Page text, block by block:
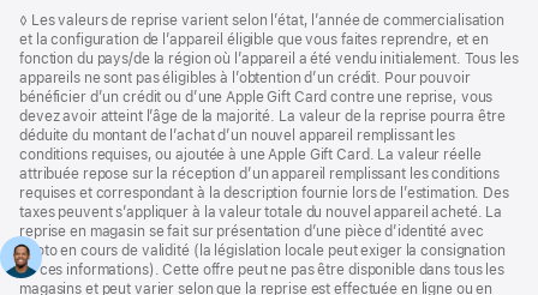
Note
de
bas
de
page
◊ Les valeurs de reprise varient selon l’état, l’année de commercialisation
et la configuration de l’appareil éligible que vous faites reprendre, et en
fonction du pays/de la région où l’appareil a été vendu initialement. Tous les
appareils ne sont pas éligibles à l’obtention d’un crédit. Pour pouvoir
bénéficier d’un crédit ou d’une Apple Gift Card contre une reprise, vous
devez avoir atteint l’âge de la majorité. La valeur de la reprise pourra être
déduite du montant de l’achat d’un nouvel appareil remplissant les
conditions requises, ou ajoutée à une Apple Gift Card. La valeur réelle
attribuée repose sur la réception d’un appareil remplissant les conditions
requises et correspondant à la description fournie lors de l’estimation. Des
taxes peuvent s’appliquer à la valeur totale du nouvel appareil acheté. La
reprise en magasin se fait sur présentation d’une pièce d’identité avec
photo en cours de validité (la législation locale peut exiger la consignation
de ces informations). Cette offre peut ne pas être disponible dans tous les
magasins et peut varier selon que la reprise est effectuée en ligne ou en